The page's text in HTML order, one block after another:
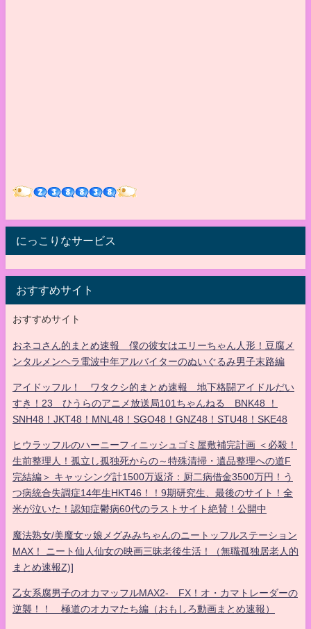
にっこりなサービス
おすすめサイト
おすすめサイト
おネコさん的まとめ速報 僕の彼女はエリーちゃん人形！豆腐メ
ンタルメンヘラ電波中年アルバイターのぬいぐるみ男子末路編
アイドッフル！ ワタクシ的まとめ速報 地下格闘アイドルだい
すき！23 ひうらのアニメ放送局101ちゃんねる BNK48 ！
SNH48！JKT48！MNL48！SGO48！GNZ48！STU48！SKE48
ヒウラッフルのハーニーフィニッシュゴミ屋敷補完計画 ＜必殺！
生前整理人！孤立し孤独死からの～特殊清掃・遺品整理への道F
完結編＞ キャッシング計1500万返済：厨二病借金3500万円！う
つ病統合失調症14年生HKT46！！9期研究生、最後のサイト！全
米が泣いた！認知症鬱病60代のラストサイト絶賛！公開中
魔法熟女/美魔女ッ娘メグみみちゃんのニートッフルステーション
MAX！ ニート仙人仙女の映画三昧老後生活！（無職孤独居老人的
まとめ速報Z)]
乙女系腐男子のオカマッフルMAX2- FX！オ・カマトレーダーの
逆襲！！ 極道のオカマたち編（おもしろ動画まとめ速報）